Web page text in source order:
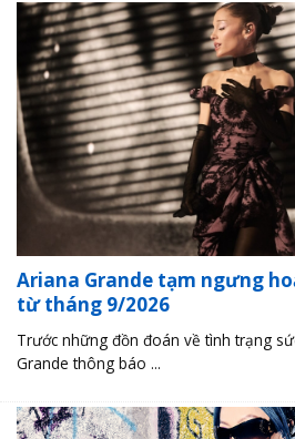
Ariana Grande tạm ngưng
từ tháng 9/2026
Trước những đồn đoán về tình trạng
Grande thông báo ...